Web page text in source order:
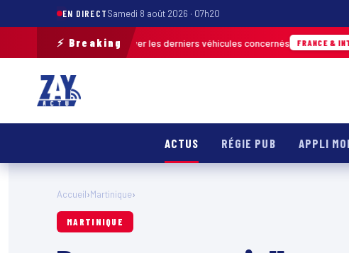
EN DIRECTSamedi 8 août 2026 · 07h20
⚡ Breaking
pour retrouver les derniers véhicules concernés FRANCE &
ACTUS RÉGIE PUB APPLI
Accueil›Martinique›
MARTINIQUE